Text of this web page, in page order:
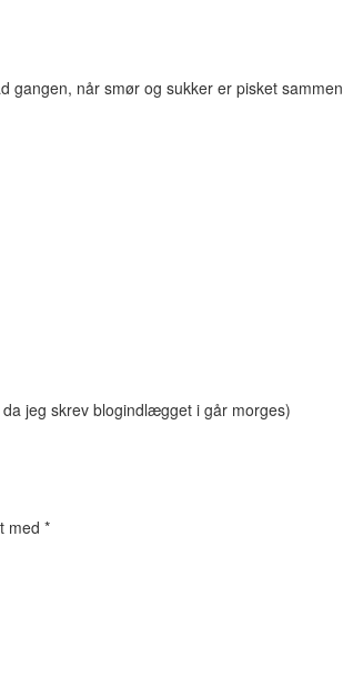
gangen, når smør og sukker er pisket sammen
jeg skrev blogindlægget i går morges)
med *